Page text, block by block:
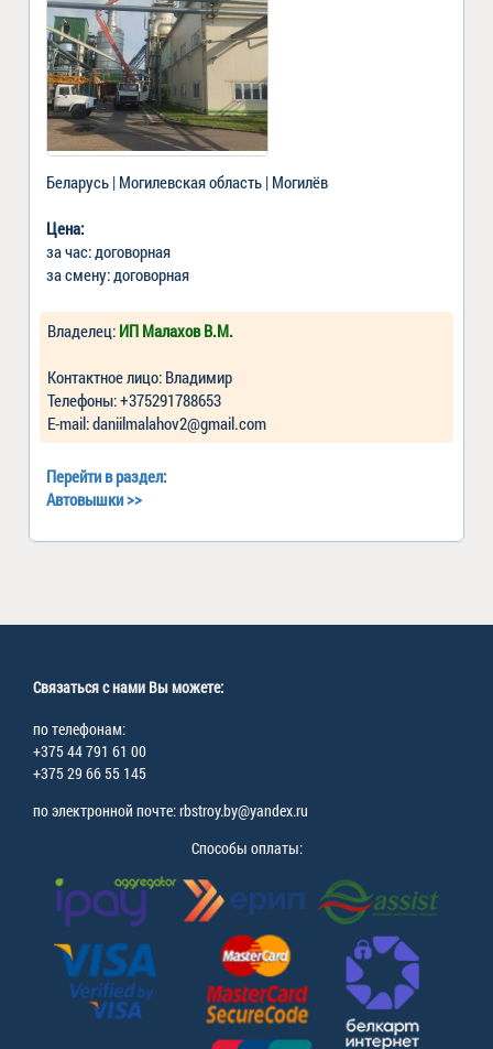
Беларусь | Могилевская область | Могилёв
Цена:
за час: договорная
за смену: договорная
Владелец: ИП Малахов В.М.
Контактное лицо: Владимир
Телефоны: +375291788653
Е-mail: daniilmalahov2@gmail.com
Перейти в раздел:
Автовышки>>
Связаться с нами Вы можете:
по телефонам:
+375 44 791 61 00
+375 29 66 55 145
по электронной почте: rbstroy.by@yandex.ru
Способы оплаты: